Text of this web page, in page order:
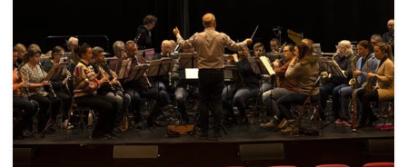
velkommen til musikalsk høstkveld med å by p...